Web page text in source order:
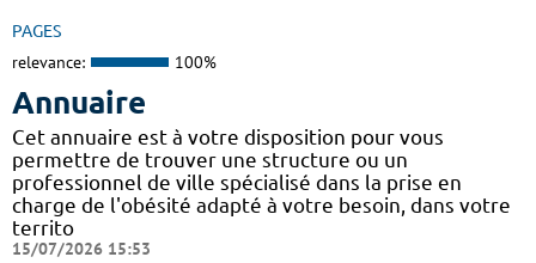
PAGES
relevance: 100%
Annuaire
Cet annuaire est à votre disposition pour vous
permettre de trouver une structure ou un
professionnel de ville spécialisé dans la prise en
charge de l'obésité adapté à votre besoin, dans votre
territo
15/07/2026 15:53